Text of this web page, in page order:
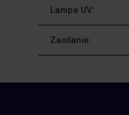
Lampa UV:
Zasilanie: